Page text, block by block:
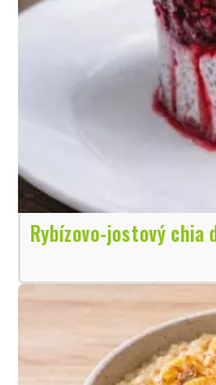
Rybízovo-jostový chia